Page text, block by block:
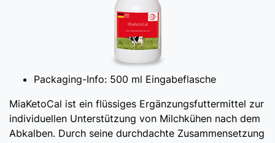
Packaging-Info: 500 ml Eingabeflasche
MiaKetoCal ist ein flüssiges Ergänzungsfuttermittel zur
individuellen Unterstützung von Milchkühen nach dem
Abkalben. Durch seine durchdachte Zusammensetzung